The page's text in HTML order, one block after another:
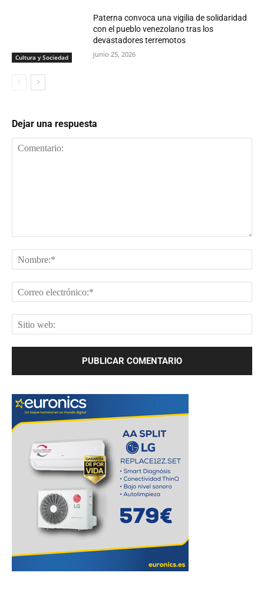
Cultura y Sociedad
Paterna convoca una vigilia de solidaridad
con el pueblo venezolano tras los
devastadores terremotos
junio 25, 2026
Dejar una respuesta